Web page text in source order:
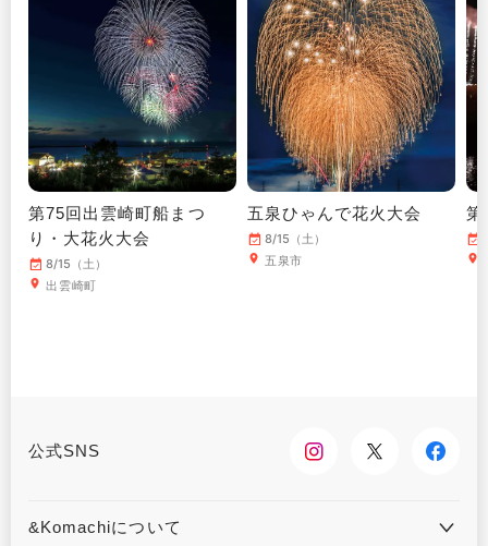
第75回出雲崎町船まつ
り・大花火大会
8/15（土）
出雲崎町
五泉ひゃんで花火大会
8/15（土）
五泉市
第
公式SNS
&Komachiについて